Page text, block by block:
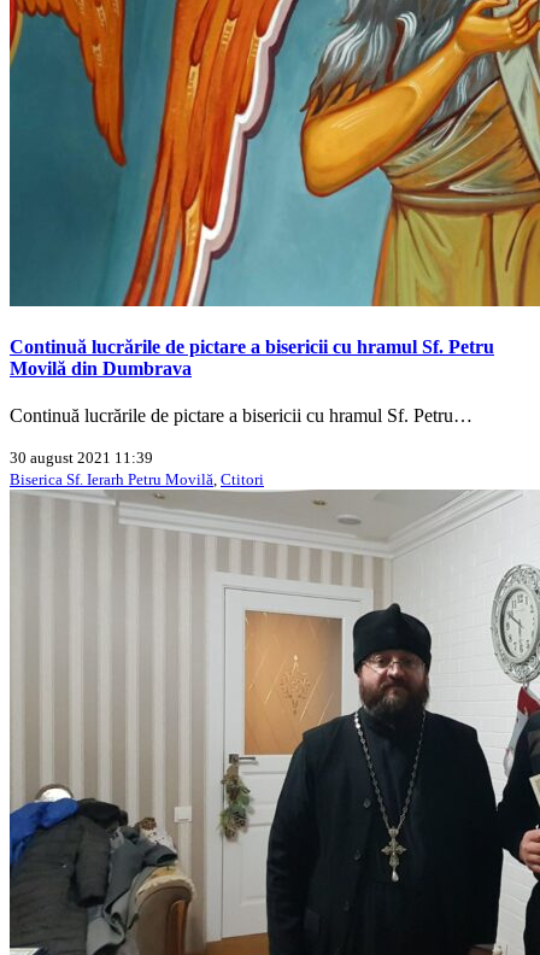
Continuă lucrările de pictare a bisericii cu hramul Sf. Petru
Movilă din Dumbrava
Continuă lucrările de pictare a bisericii cu hramul Sf. Petru…
30 august 2021 11:39
Biserica Sf. Ierarh Petru Movilă, Ctitori